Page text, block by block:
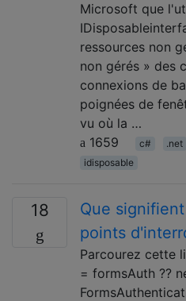
Microsoft que
ressources non
non gérés » des
connexions de
poignées de
vu où la …
1659
c# .net
idisposable
18
Que
points
Parcourez cette
= formsAuth ??